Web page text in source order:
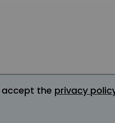
accept the privacy